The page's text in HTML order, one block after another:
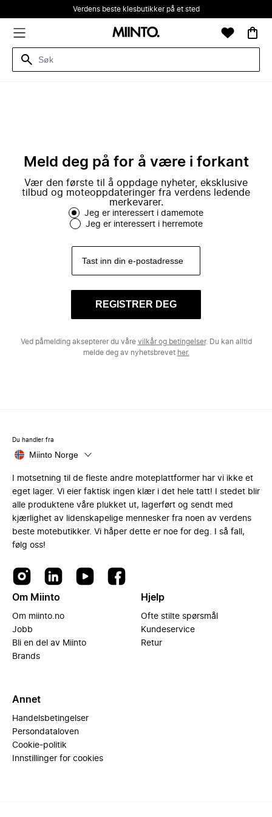
Verdens beste klesbutikker på et sted
Meld deg på for å være i forkant
Vær den første til å oppdage nyheter, eksklusive
tilbud og moteoppdateringer fra verdens ledende
merkevarer.
Jeg er interessert i damemote
Jeg er interessert i herremote
REGISTRER DEG
Ved påmelding aksepterer du våre vilkår og betingelser. Du kan alltid
melde deg av nyhetsbrevet her.
Du handler fra
Miinto Norge
I motsetning til de fleste andre moteplattformer har vi ikke et
eget lager. Vi eier faktisk ingen klær i det hele tatt! I stedet blir
alle produktene våre plukket ut, lagerført og sendt med
kjærlighet av lidenskapelige mennesker fra noen av verdens
beste motebutikker. Vi håper dette er noe for deg. I så fall,
følg oss!
Om Miinto
Om miinto.no
Jobb
Bli en del av Miinto
Brands
Hjelp
Ofte stilte spørsmål
Kundeservice
Retur
Annet
Handelsbetingelser
Persondataloven
Cookie-politik
Innstillinger for cookies